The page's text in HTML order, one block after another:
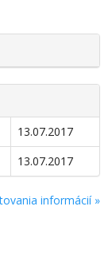
13.07.2017
13.07.2017
informácií »